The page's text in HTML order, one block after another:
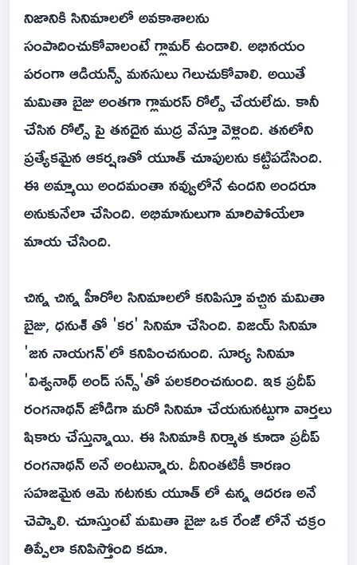
నిజానికి సినిమాలలో అవకాశాలను
సంపాదించుకోవాలంటే గ్లామర్ ఉండాలి. అభినయం
పరంగా ఆడియన్స్ మనసులు గెలుచుకోవాలి. అయితే
మమితా బైజు అంతగా గ్లామరస్ రోల్స్ చేయలేదు. కానీ
చేసిన రోల్స్ పై తనదైన ముద్ర వేస్తూ వెళ్లింది. తనలోని
ప్రత్యేకమైన ఆకర్షణతో యూత్ చూపులను కట్టిపడేసింది.
ఈ అమ్మాయి అందమంతా నవ్వులోనే ఉందని అందరూ
అనుకునేలా చేసింది. అభిమానులుగా మారిపోయేలా
మాయ చేసింది.
చిన్న చిన్న హీరోల సినిమాలలో కనిపిస్తూ వచ్చిన మమితా
బైజు, ధనుశ్ తో 'కర' సినిమా చేసింది. విజయ్ సినిమా
'జన నాయగన్'లో కనిపించనుంది. సూర్య సినిమా
'విశ్వనాథ్ అండ్ సన్స్'తో పలకరించనుంది. ఇక ప్రదీప్
రంగనాథన్ జోడిగా మరో సినిమా చేయనునట్టుగా వార్తలు
షికారు చేస్తున్నాయి. ఈ సినిమాకి నిర్మాత కూడా ప్రదీప్
రంగనాథన్ అనే అంటున్నారు. దీనింతటికీ కారణం
సహజమైన ఆమె నటనకు యూత్ లో ఉన్న ఆదరణ అనే
చెప్పాలి. చూస్తుంటే మమితా బైజు ఒక రేంజ్ లోనే చక్రం
తిప్పేలా కనిపిస్తోంది కదూ.